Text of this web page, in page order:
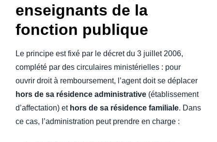
enseignants de la
fonction publique
Le principe est fixé par le décret du 3 juillet 2006,
complété par des circulaires ministérielles : pour
ouvrir droit à remboursement, l’agent doit se déplacer
hors de sa résidence administrative (établissement
d’affectation) et hors de sa résidence familiale. Dans
ce cas, l’administration peut prendre en charge :